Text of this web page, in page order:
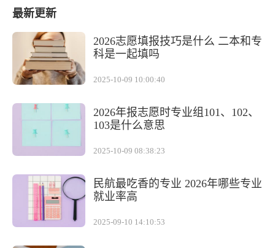
最新更新
2026志愿填报技巧是什么 二本和专
科是一起填吗
2025-10-09 10:00:40
2026年报志愿时专业组101、102、
103是什么意思
2025-10-09 08:38:23
民航最吃香的专业 2026年哪些专业
就业率高
2025-09-10 14:10:53